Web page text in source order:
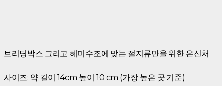
브리딩박스 그리고 혜미수조에 맞는 절지류만을 위한 은신처
사이즈: 약 길이 14cm 높이 10 cm (가장 높은 곳 기준)